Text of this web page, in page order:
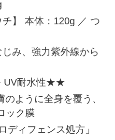
チ】 本体：120g ／ つ
み、強力紫外線から
UV耐水性★★
のように全身を覆う、
ック膜
ディフェンス処方」